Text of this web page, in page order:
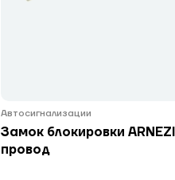
Автосигнализации
Замок блокировки
провод